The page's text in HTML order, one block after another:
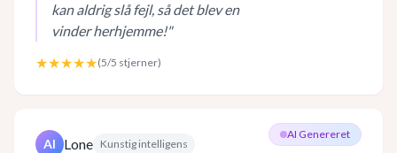
kan aldrig slå fejl, så det blev en
vinder herhjemme!"
★★★★★(5/5 stjerner)
AI Genereret
AI Lone Kunstig intelligens